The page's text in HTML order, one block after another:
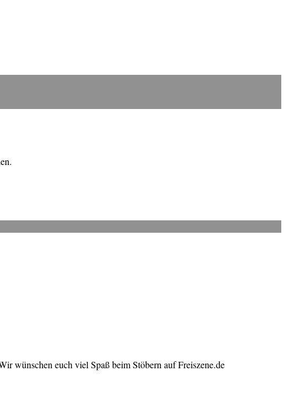
wünschen euch viel Spaß beim Stöbern auf Freiszene.de